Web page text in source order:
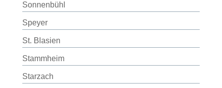
Sonnenbühl
Speyer
St. Blasien
Stammheim
Starzach